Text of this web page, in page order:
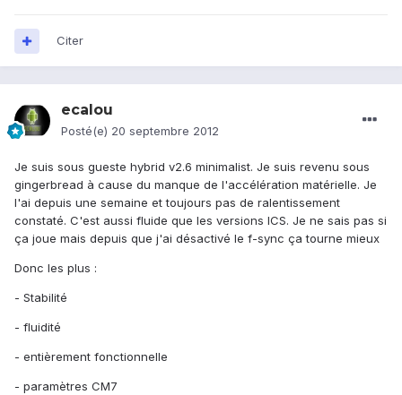
Citer
ecalou
Posté(e) 20 septembre 2012
Je suis sous gueste hybrid v2.6 minimalist. Je suis revenu sous
gingerbread à cause du manque de l'accélération matérielle. Je
l'ai depuis une semaine et toujours pas de ralentissement
constaté. C'est aussi fluide que les versions ICS. Je ne sais pas si
ça joue mais depuis que j'ai désactivé le f-sync ça tourne mieux
Donc les plus :
- Stabilité
- fluidité
- entièrement fonctionnelle
- paramètres CM7